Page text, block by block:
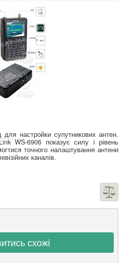
для настройки супутникових антен.
WS-6906 показує силу і рівень
точного налаштування антени
каналів.
схожі